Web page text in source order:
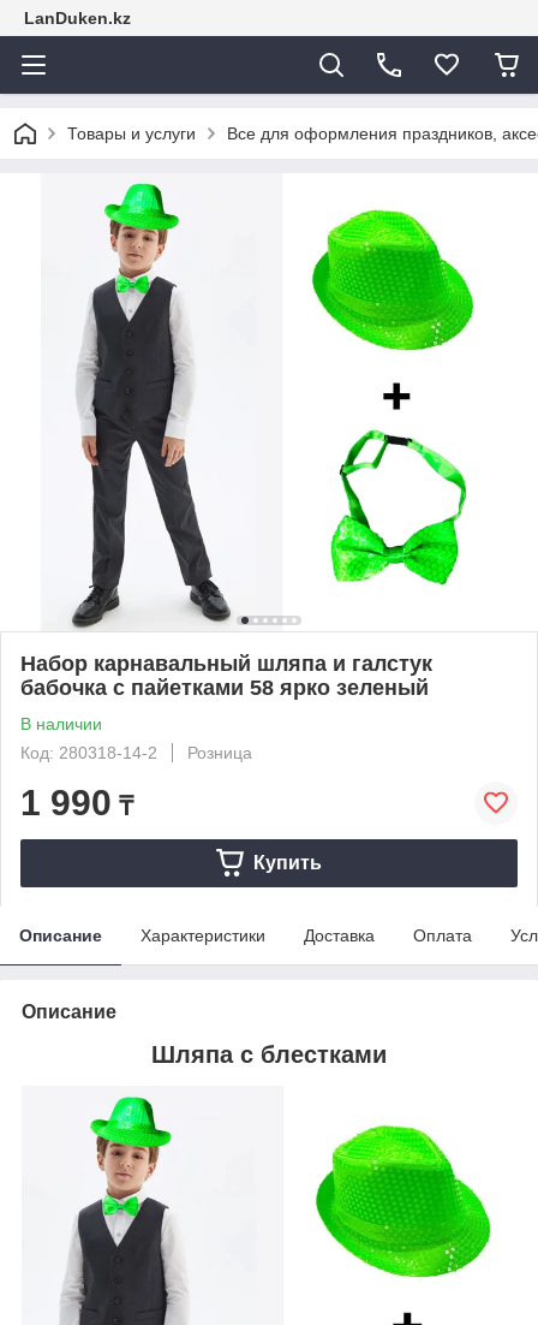
LanDuken.kz
Товары и услуги Все для оформления праздников,
Набор карнавальный шляпа и галстук
бабочка с пайетками 58 ярко зеленый
В наличии
Код: 280318-14-2
Розница
1 990 ₸
Купить
Описание Характеристики Доставка Оплата
Описание
Шляпа с блестками